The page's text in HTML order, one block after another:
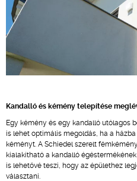
Kandalló és kémény telepítése
Egy kémény és egy kandalló utólagos
is lehet optimális megoldás, ha a
kéményt. A Schiedel szerelt
kialakítható a kandalló
is lehetővé teszi, hogy az épülethez
választani.